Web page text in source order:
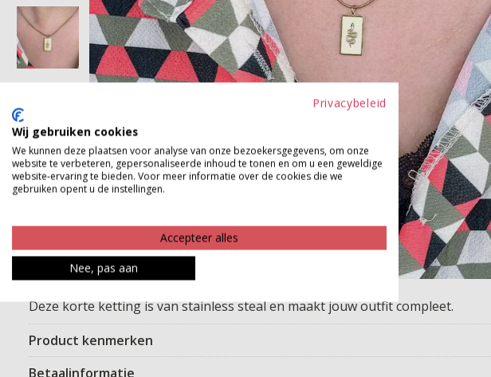
Deze korte ketting is van stainless steal en maakt jouw outfit compleet.
Product kenmerken
Betaalinformatie
Privacybeleid
Wij gebruiken cookies
We kunnen deze plaatsen voor analyse van onze bezoekersgegevens, om onze
website te verbeteren, gepersonaliseerde inhoud te tonen en om u een geweldige
website-ervaring te bieden. Voor meer informatie over de cookies die we
gebruiken opent u de instellingen.
Accepteer alles
Nee, pas aan